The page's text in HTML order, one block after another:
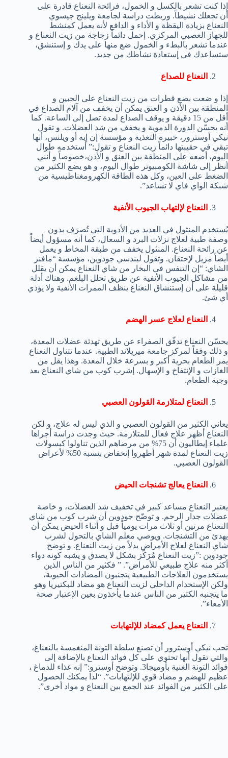
إذا كنت تشعر بالكسل و الخمول، فرائحة النعناع قادرة على
أن تجعلك نشيطاً. وربطت دراسة لجامعة ويلينج جيسوي
النعناع بزيادة اليقظة و الأداء و الدافع لأنه يعمل كمنشط
للجهاز العصبي المركزي. إحمل دائماً زجاجة من زيت النعناع و
عندما تشعر بالبطء و الخمول ضع منها على يدك و إستنشق،
ستساعدك في إستعادة نشاطك من جديد.
النعناع للصداع
إذا و ضعت بضع قطرات من زيت النعناع على الجبين و
المنطقة بين الأذن و العنق يمكن أن يخفف من آلام الصداع في
أقل من 15 دقيقة و يوقف الصداع لمدة تصل إلى الساعة. كما
أنه يحسّن الدورة الدموية و يخفف من شد العضلات. و تقول
نيكي أوسترور، خبيرة التغذية و مؤسسة إن إيه أو ويلنس، أنها
تبقي في حقيبتها دائماً زيت النعناع و تقول:” أستخدمه طوال
اليوم، أضعه على المنطقة بين العنق و الأذن،خصوصاً و أنني
أنظر إلى شاشة الكومبيوتر طوال اليوم، و هو يضع الكثير من
الضغط على العين، وكل هذه الطاقة الكهرومغناطيسية من
شبكة الواي فاي لا تساعد”.
النعناع لإلتهاب الجيوب الأنفية
يُستخدم المنثول في العديد من الأدوية التي تُصرَف بدون
وصفة طبية لعلاج نزلات البرد و السعال، كما أنه مسؤول أيضاً
عن رائحة النعناع. المنثول يخفف من طبقة المخاط و يعمل
أيضاً مزيل لإحتقان. وتقول ليندسي جودوين، مؤسسة “مافنز
الشاي: “إن التنفس في البخار من شاي النعناع يمكن أن يقلل
من مشاكل الجيوب الأنفية عن طريق تحلل البلغم. وهناك أدلة
قليلة على أن إستنشاق النعناع ينظف الممرات الأنفية ولا يؤذي
أي شئ.
النعناع لعلاج عسر الهضم
يحسّن النعناع تدفّق الصفراء عن طريق تهدئة عضلات المعدة،
و ذلك وفقاً لمركز جامعة ميريلاند الطبية. عندما تتناول النعناع
يمر الطعام بحرية أكبر و بسرعة خلال المعدة. وهذا يقل من
الغازات و الإنتفاخ و الإسهال. إشرب كوب من شاي النعناع بعد
وجبة الطعام.
النعناع لمتلازمة القولون العصبي
يعاني الكثير من القولون العصبي و الذي ليس له علاج، و لكن
النعناع أظهر علاج فعال للمتلازمة. حيث وجدت دراسة أجراها
علماء إيطاليون أن 75% من مرضاهم الذين تناولوا كبسولات
زيت النعناع لمدة شهر أظهروا إنخفاض بنسبة 50% لأعراض
القولون العصبي.
النعناع يعالج تشنجات الحيض
يعتبر النعناع مساعد كبير في تخفيف شد العضلات، و خاصة
عضلات جدار الرحم. و توضّح جودوين أن شرب كوب من شاي
النعناع مرتين أو ثلاث مرات يومياً قبل و أثناء الحيض يمكن أن
يهدئ من التشنجات. ويوصي معلم الشاي بالتحول لشرب
شاي النعناع لعلاج الأمراض بدلاً من زيت النعناع. و توضح
جودوين :”زيت النعناع مُرَكّز بشكل لا يصدق و يشبه كونه دواء
أكثر منه علاج طبيعي للأمراض”. ” فكثير من الناس الذين
يستخدمون العلاجات الطبيعية يتجنبون المضادات الحيوية،
ولكن الإستخدام الداخلي لزيت النعناع هو مضاد للبكتيريا وهو
ما يتجنبه الكثير من الناس عندما يأخذون بعين الإعتبار صحة
الأمعاء”.
النعناع يعمل كمضاد للإلتهابات
تحب نيكي أوسترور أن تصنع سلطة التونة المنغمسة بالنعناع،
والتي تقول أنها تحتوي على كل فوائد النعناع بالإضافة إلى
فوائد التونة الغنية بأوميجا3. وتوضح أوسترو:” إنه غذاء للدماغ ،
عظيم للهضم و مضاد قوي للإلتهابات”. “لذا يمكنك الحصول
على الكثير من الفوائد عند الجمع بين النعناع و مواد أخرى”.